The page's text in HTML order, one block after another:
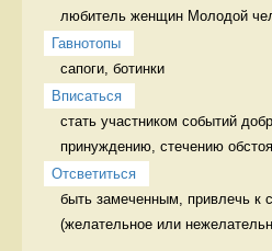
любитель женщин Молодой
Гавнотопы
сапоги, ботинки
Вписаться
стать участником событий
принуждению, стечению
Отсветиться
быть замеченным, привлечь к
(желательное или